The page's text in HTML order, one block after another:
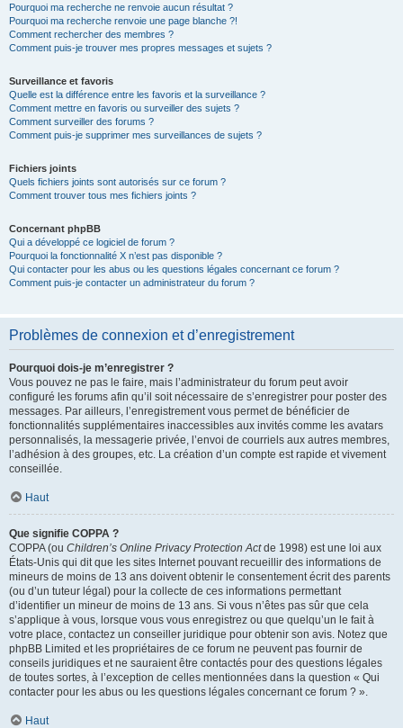
Pourquoi ma recherche ne renvoie aucun résultat ?
Pourquoi ma recherche renvoie une page blanche ?!
Comment rechercher des membres ?
Comment puis-je trouver mes propres messages et sujets ?
Surveillance et favoris
Quelle est la différence entre les favoris et la surveillance ?
Comment mettre en favoris ou surveiller des sujets ?
Comment surveiller des forums ?
Comment puis-je supprimer mes surveillances de sujets ?
Fichiers joints
Quels fichiers joints sont autorisés sur ce forum ?
Comment trouver tous mes fichiers joints ?
Concernant phpBB
Qui a développé ce logiciel de forum ?
Pourquoi la fonctionnalité X n’est pas disponible ?
Qui contacter pour les abus ou les questions légales concernant ce forum ?
Comment puis-je contacter un administrateur du forum ?
Problèmes de connexion et d’enregistrement
Pourquoi dois-je m’enregistrer ?
Vous pouvez ne pas le faire, mais l’administrateur du forum peut avoir
configuré les forums afin qu’il soit nécessaire de s’enregistrer pour poster des
messages. Par ailleurs, l’enregistrement vous permet de bénéficier de
fonctionnalités supplémentaires inaccessibles aux invités comme les avatars
personnalisés, la messagerie privée, l’envoi de courriels aux autres membres,
l’adhésion à des groupes, etc. La création d’un compte est rapide et vivement
conseillée.
Haut
Que signifie COPPA ?
COPPA (ou Children’s Online Privacy Protection Actde 1998) est une loi aux
États-Unis qui dit que les sites Internet pouvant recueillir des informations de
mineurs de moins de 13 ans doivent obtenir le consentement écrit des parents
(ou d’un tuteur légal) pour la collecte de ces informations permettant
d’identifier un mineur de moins de 13 ans. Si vous n’êtes pas sûr que cela
s’applique à vous, lorsque vous vous enregistrez ou que quelqu’un le fait à
votre place, contactez un conseiller juridique pour obtenir son avis. Notez que
phpBB Limited et les propriétaires de ce forum ne peuvent pas fournir de
conseils juridiques et ne sauraient être contactés pour des questions légales
de toutes sortes, à l’exception de celles mentionnées dans la question « Qui
contacter pour les abus ou les questions légales concernant ce forum ? ».
Haut